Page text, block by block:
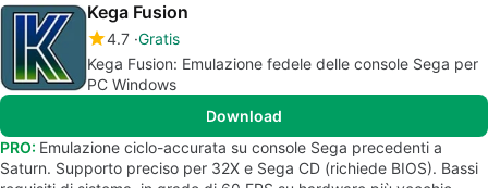
Kega Fusion
4.7 Gratis
Kega Fusion: Emulazione fedele delle console Sega per
PC Windows
Download
PRO: Emulazione ciclo-accurata su console Sega precedenti a
Saturn. Supporto preciso per 32X e Sega CD (richiede BIOS). Bassi